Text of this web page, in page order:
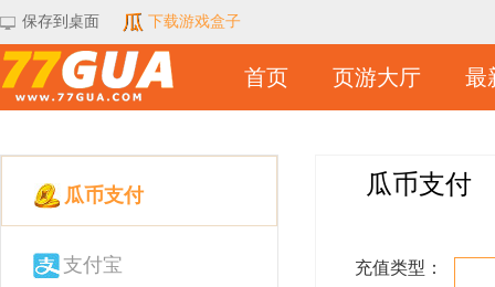
保存到桌面 下载游戏盒子
首页 页游大厅 最
瓜币支付
支付宝
瓜币支付
充值类型：